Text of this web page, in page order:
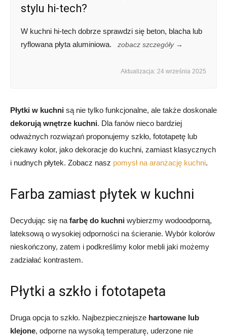
stylu hi-tech?
W kuchni hi-tech dobrze sprawdzi się beton, blacha lub
ryflowana płyta aluminiowa.
zobacz szczegóły →
Aktualizacja: 24 września 2025
Płytki w kuchni są nie tylko funkcjonalne, ale także doskonale
dekorują wnętrze kuchni. Dla fanów nieco bardziej
odważnych rozwiązań proponujemy szkło, fototapetę lub
ciekawy kolor, jako dekoracje do kuchni, zamiast klasycznych
i nudnych płytek. Zobacz nasz pomysł na aranżację kuchni.
Farba zamiast płytek w kuchni
Decydując się na farbę do kuchni wybierzmy wodoodporną,
lateksową o wysokiej odporności na ścieranie. Wybór kolorów
nieskończony, zatem i podkreślimy kolor mebli jaki możemy
zadziałać kontrastem.
Płytki a szkło i fototapeta
Druga opcja to szkło. Najbezpieczniejsze hartowane lub
klejone, odporne na wysoką temperaturę, uderzone nie